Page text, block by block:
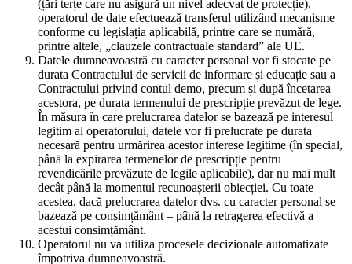
(țări terțe care nu asigură un nivel adecvat de protecție),
operatorul de date efectuează transferul utilizând mecanisme
conforme cu legislația aplicabilă, printre care se numără,
printre altele, „clauzele contractuale standard” ale UE.
Datele dumneavoastră cu caracter personal vor fi stocate pe
durata Contractului de servicii de informare și educație sau a
Contractului privind contul demo, precum și după încetarea
acestora, pe durata termenului de prescripție prevăzut de lege.
În măsura în care prelucrarea datelor se bazează pe interesul
legitim al operatorului, datele vor fi prelucrate pe durata
necesară pentru urmărirea acestor interese legitime (în special,
până la expirarea termenelor de prescripție pentru
revendicările prevăzute de legile aplicabile), dar nu mai mult
decât până la momentul recunoașterii obiecției. Cu toate
acestea, dacă prelucrarea datelor dvs. cu caracter personal se
bazează pe consimțământ – până la retragerea efectivă a
acestui consimțământ.
Operatorul nu va utiliza procesele decizionale automatizate
împotriva dumneavoastră.